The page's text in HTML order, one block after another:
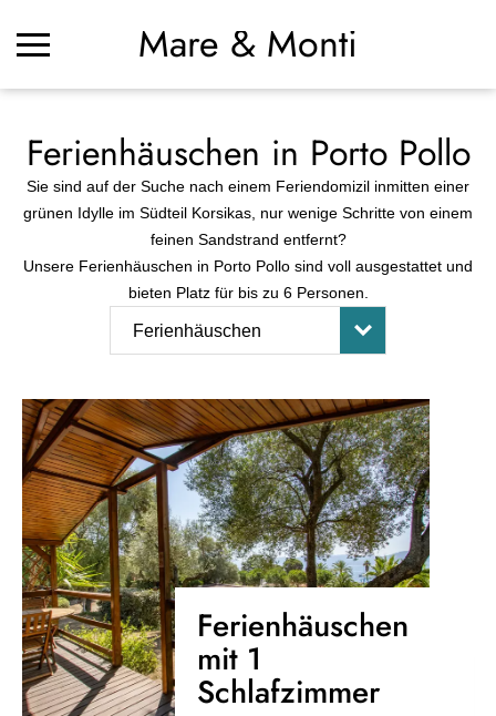
Mare & Monti
Ferienhäuschen in Porto Pollo
Sie sind auf der Suche nach einem Feriendomizil inmitten einer
grünen Idylle im Südteil Korsikas, nur wenige Schritte von einem
feinen Sandstrand entfernt?
Unsere Ferienhäuschen in Porto Pollo sind voll ausgestattet und
bieten Platz für bis zu 6 Personen.
Ferienhäuschen
mit 1
Schlafzimmer